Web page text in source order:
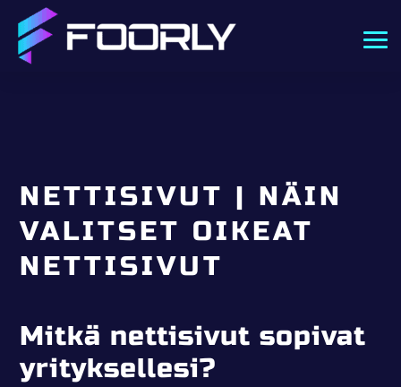
NETTISIVUT | NÄIN
VALITSET OIKEAT
NETTISIVUT
Mitkä nettisivut sopivat
yrityksellesi?